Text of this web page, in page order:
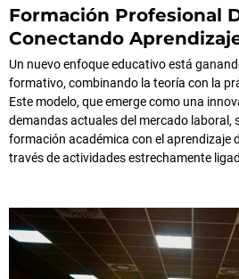
Formación Profesional
Conectando
Un nuevo enfoque educativo está
formativo, combinando la teoría con la
Este modelo, que emerge como una
demandas actuales del mercado laboral,
formación académica con el aprendizaje
través de actividades estrechamente